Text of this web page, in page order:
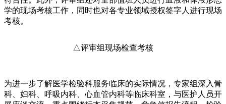
学的现场考核工作，同时也对各专业领域授权签字人进行现场
考核。
△评审组现场检查考核
为进一步了解医学检验科服务临床的实际情况，专家组深入骨
科、妇科、呼吸内科、心血管内科等临床科室，与医护人员开